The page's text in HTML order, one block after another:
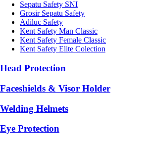
Sepatu Safety SNI
Grosir Sepatu Safety
Adiluc Safety
Kent Safety Man Classic
Kent Safety Female Classic
Kent Safety Elite Colection
Head Protection
Faceshields & Visor Holder
Welding Helmets
Eye Protection